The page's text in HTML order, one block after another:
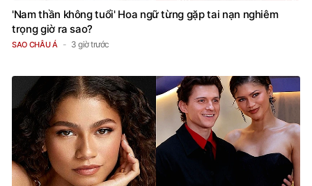
'Nam thần không tuổi' Hoa ngữ từng gặp tai nạn nghiêm
trọng giờ ra sao?
SAO CHÂU Á 3 giờ trước